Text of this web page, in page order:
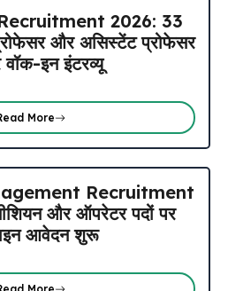
2026: 33
और असिस्टेंट प्रोफेसर
वॉक-इन इंटरव्यू
More
Recruitment
और ऑपरेटर पदों पर
आवेदन शुरू